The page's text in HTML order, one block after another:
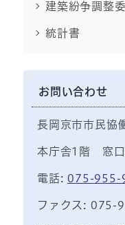
建築紛争調整
統計書
お問い合わせ
長岡京市市民協
本庁舎1階 窓口
電話: 075-955-
ファクス: 075-